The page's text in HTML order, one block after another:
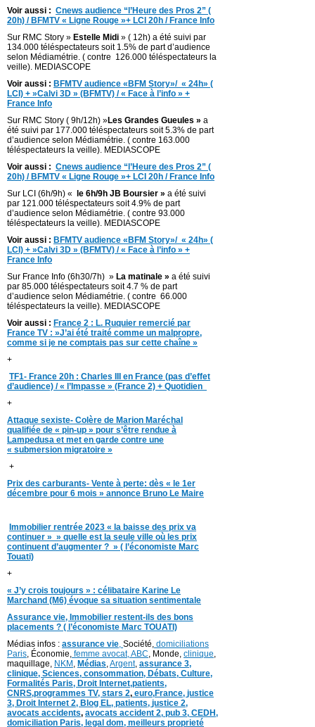
Voir aussi : Cnews audience “l’Heure des Pros 2” (
20h) / BFMTV « Ligne Rouge »+ LCI 20h / France Info
Sur RMC Story » Estelle Midi » ( 12h) a été suivi par
134.000 téléspectateurs soit 1.5% de part d’audience
selon Médiamétrie. ( contre 126.000 téléspectateurs la
veille). MEDIASCOPE
Voir aussi : BFMTV audience «BFM Story»/ « 24h» (
LCI) + »Calvi 3D » (BFMTV) / « Face à l’info » +
France Info
Sur RMC Story ( 9h/12h) »Les Grandes Gueules » a
été suivi par 177.000 téléspectateurs soit 5.3% de part
d’audience selon Médiamétrie. ( contre 163.000
téléspectateurs la veille). MEDIASCOPE
Voir aussi : Cnews audience “l’Heure des Pros 2” (
20h) / BFMTV « Ligne Rouge »+ LCI 20h / France Info
Sur LCI (6h/9h) «
le 6h/9h JB Boursier » a été suivi
par 121.000 téléspectateurs soit 4.9% de part
d’audience selon Médiamétrie. ( contre 93.000
téléspectateurs la veille). MEDIASCOPE
Voir aussi : BFMTV audience «BFM Story»/ « 24h» (
LCI) + »Calvi 3D » (BFMTV) / « Face à l’info » +
France Info
Sur France Info (6h30/7h) » La matinale » a été suivi
par 85.000 téléspectateurs soit 4.7 % de part
d’audience selon Médiamétrie. ( contre 66.000
téléspectateurs la veille). MEDIASCOPE
Voir aussi : France 2 : L. Ruquier remercié par
France TV : »J’ai été traité comme un malpropre,
comme si je ne comptais pas sur cette chaîne »
+
TF1- France 20h : Charles III en France (pas d’effet
d’audience) / « l’Impasse » (France 2) + Quotidien
+
Attaque sexiste- Colère de Marion Maréchal
qualifiée de « pin-up » pour s’être rendue à
Lampedusa et met en garde contre une
« submersion migratoire »
+
Prix des carburants- Vente à perte: dès « le 1er
décembre pour 6 mois » annonce Bruno Le Maire
Immobilier rentrée 2023 « la baisse des prix va
continuer » » quelle est la seule ville où les prix
continuent d’augmenter ? » ( l’économiste Marc
Touati)
+
« J’y crois toujours » : célibataire Karine Le
Marchand (M6) évoque sa situation sentimentale
Assurance vie, Immobilier restent-ils des bons
placements ? ( l’économiste Marc TOUATI)
Médias infos : assurance vie, Société, domiciliations
Paris, Économie, femme avocat,ABC, Monde, clinique,
maquillage, NKM , Médias,Argent, assurance 3,
clinique, Sciences, consommation, Débats, Culture,
Formalités Paris, Droit Internet,patients,
CNRS,programmes TV, stars 2, euro,France, justice
3, Droit Internet 2, Blog EL, patients, justice 2,
avocats accidents, avocats accident 2, pub 3, CEDH,
domiciliation Paris, legal dom, meilleurs proprieté